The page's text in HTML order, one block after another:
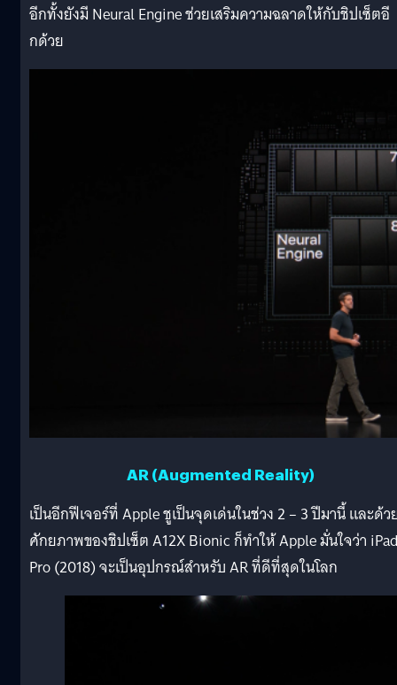
อีกทั้งยังมี Neural Engine ช่วยเสริมความฉลาดให้กับชิปเซ็ตอี
กด้วย
AR (Augmented Reality)
เป็นอีกฟีเจอร์ที่ Apple ชูเป็นจุดเด่นในช่วง 2 – 3 ปีมานี้ และด้ว
ศักยภาพของชิปเซ็ต A12X Bionic ก็ทำให้ Apple มั่นใจว่า iPad
Pro (2018) จะเป็นอุปกรณ์สำหรับ AR ที่ดีที่สุดในโลก